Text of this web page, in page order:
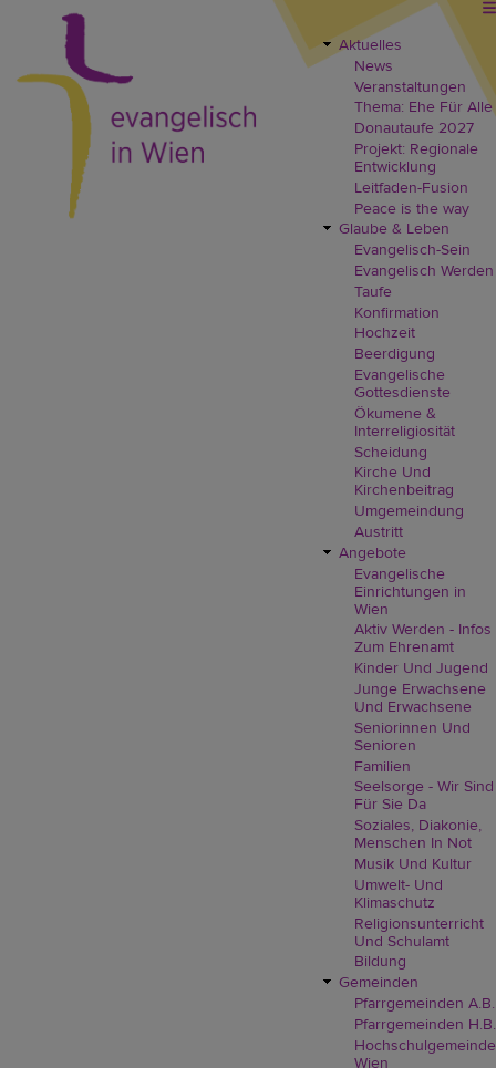
EVW
Header
Menü
Aktuelles
News
Veranstaltungen
Thema: Ehe Für Alle
Donautaufe 2027
Projekt: Regionale
Entwicklung
Leitfaden-Fusion
Peace is the way
Glaube & Leben
Evangelisch-Sein
Evangelisch Werden
Taufe
Konfirmation
Hochzeit
Beerdigung
Evangelische
Gottesdienste
Ökumene &
Interreligiosität
Scheidung
Kirche Und
Kirchenbeitrag
Umgemeindung
Austritt
Angebote
Evangelische
Einrichtungen in
Wien
Aktiv Werden - Infos
Zum Ehrenamt
Kinder Und Jugend
Junge Erwachsene
Und Erwachsene
Seniorinnen Und
Senioren
Familien
Seelsorge - Wir Sind
Für Sie Da
Soziales, Diakonie,
Menschen In Not
Musik Und Kultur
Umwelt- Und
Klimaschutz
Religionsunterricht
Und Schulamt
Bildung
Gemeinden
Pfarrgemeinden A.B.
Pfarrgemeinden H.B.
Hochschulgemeinde
Wien